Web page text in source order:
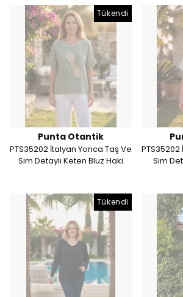
Tükendi
Punta Otantik
PTS35202 İtalyan Yonca Taş Ve
Sim Detaylı Keten Bluz Haki
Sim
Tükendi